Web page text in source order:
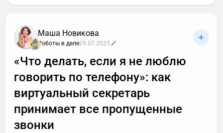
Маша Новикова
Роботы в деле29.07.2025
«Что делать, если я не люблю
говорить по телефону»: как
виртуальный секретарь
принимает все пропущенные
звонки